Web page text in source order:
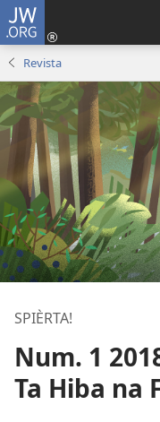
JW.ORG
Revista
SPIÈRTA!
Num. 1
Ta Hiba na